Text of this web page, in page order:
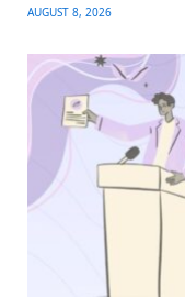
AUGUST 8, 2026